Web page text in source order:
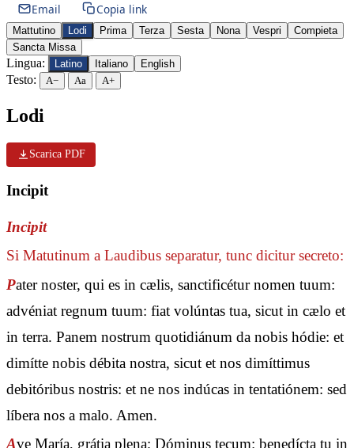
Email
Copia link
Mattutino Lodi Prima Terza Sesta Nona Vespri
Compieta
Sancta Missa
Lingua: Latino Italiano English
Testo: A− Aa A+
Lodi
Scarica PDF
Incipit
Incipit
Si Matutinum a Laudibus separatur, tunc dicitur secreto:
Pater noster, qui es in cælis, sanctificétur nomen tuum:
advéniat regnum tuum: fiat volúntas tua, sicut in cælo et
in terra. Panem nostrum quotidiánum da nobis hódie: et
dimítte nobis débita nostra, sicut et nos dimíttimus
debitóribus nostris: et ne nos indúcas in tentatiónem: sed
líbera nos a malo. Amen.
Ave María, grátia plena; Dóminus tecum: benedícta tu in